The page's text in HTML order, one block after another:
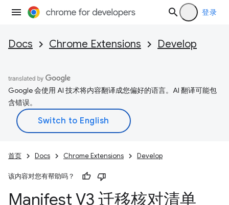
登录
Docs Chrome Extensions Develop
Google 会使用 AI 技术将内容翻译成您偏好的语言。AI 翻译可能包
含错误。
首页 Docs Chrome Extensions Develop
该内容对您有帮助吗？
Manifest V3 迁移核对清单